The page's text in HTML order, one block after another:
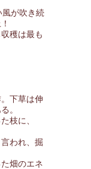
風が吹き続
穫は最も
下草は伸
。
枝に、
われ、掘
畑のエネ